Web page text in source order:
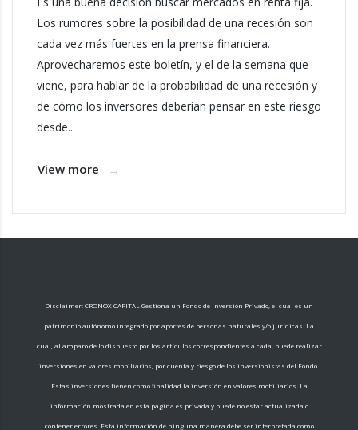
Los rumores sobre la posibilidad de una recesión son
cada vez más fuertes en la prensa financiera.
Aprovecharemos este boletín, y el de la semana que
viene, para hablar de la probabilidad de una recesión y
de cómo los inversores deberían pensar en este riesgo
desde...
View more
Disclaimer: CRONOX CAPITAL Gestiona un Fondo de Inversión Privado, el cual es un
patrimonio autónomo integrado por aportes de personas naturales y/o jurídicas. La
cual, al amparo de lo dispuesto por los artículos correspondientes a cada, puede realizar
inversiones en valores mobiliarios, por cuenta y riesgo de los inversionistas del Fondo.
Estas inversiones tienen como finalidad la inversión en valores mobiliarios. La
información mostrada en esta página es privada y puede no estar actualizada o
contener errores. Esta información de ninguna manera debe ser interpretada como